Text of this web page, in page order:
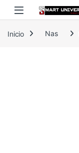
Skip to navigation
Skip to content
Inicio Nas